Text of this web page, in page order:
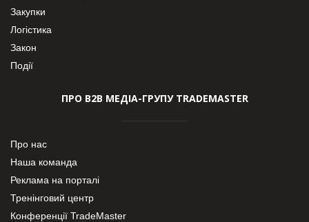
Закупки
Логістика
Закон
Події
ПРО В2В МЕДІА-ГРУПУ TRADEMASTER
Про нас
Наша команда
Реклама на порталі
Тренінговий центр
Конференції TradeMaster